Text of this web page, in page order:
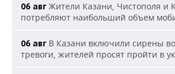
06 авг Жители Казани, Чистополя и
потребляют наибольший объем
06 авг В Казани включили сирены
тревоги, жителей просят пройти в